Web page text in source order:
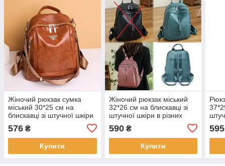
Жіночий рюкзак сумка
міський 30*25 см на
блискавці зі штучної шкіри
576 ₴
Купити
Жіночий рюкзак міський
32*26 см на блискавці зі
штучної шкіри в різних
590₴
Купити
595